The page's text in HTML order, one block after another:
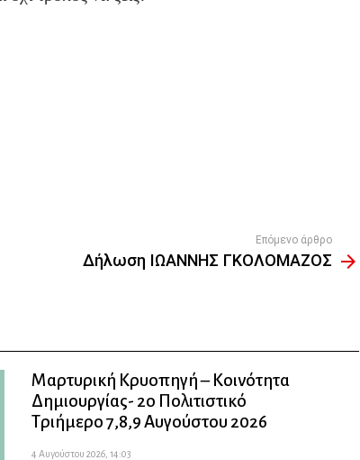
Επόμενο άρθρο
Δήλωση ΙΩΑΝΝΗΣ ΓΚΟΛΟΜΑΖΟΣ
Μαρτυρική Κρυοπηγή – Κοινότητα
Δημιουργίας- 2ο Πολιτιστικό
Τριήμερο 7,8,9 Αυγούστου 2026
4 Αυγούστου 2026, 14:03